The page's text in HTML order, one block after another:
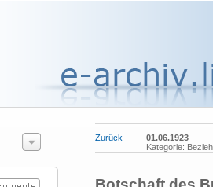
Zurück
01.06.1923
Kategorie: